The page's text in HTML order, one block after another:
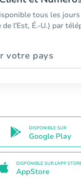
tous les jours
de l'Est, É.-U.) par
votre pays
DISPONIBLE SUR
Google Play
DISPONIBLE SUR L’APP
AppStore